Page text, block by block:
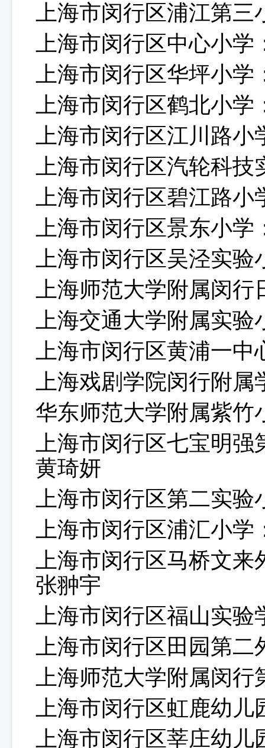
上海市闵行区浦江第
上海市闵行区中心小学
上海市闵行区华坪小学
上海市闵行区鹤北小学
上海市闵行区江川路
上海市闵行区汽轮科
上海市闵行区碧江路小
上海市闵行区景东小学
上海市闵行区吴泾实
上海师范大学附属闵
上海交通大学附属实
上海市闵行区黄浦一
上海戏剧学院闵行附
华东师范大学附属紫竹
上海市闵行区七宝明
黄琦妍
上海市闵行区第二实
上海市闵行区浦汇小学
上海市闵行区马桥文
张翀宇
上海市闵行区福山实
上海市闵行区田园第
上海师范大学附属闵
上海市闵行区虹鹿幼儿
上海市闵行区莘庄幼儿